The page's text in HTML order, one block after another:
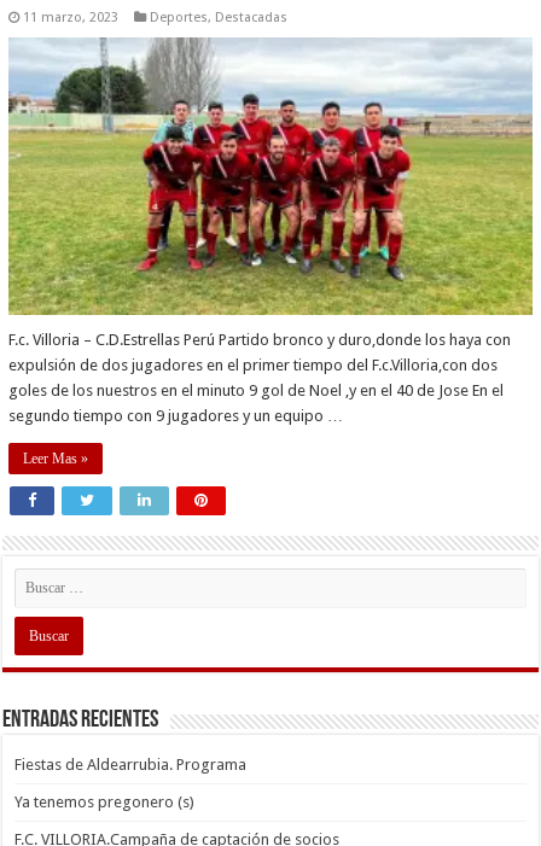
11 marzo, 2023 Deportes, Destacadas
F.c. Villoria – C.D.Estrellas Perú Partido bronco y duro,donde los haya con
expulsión de dos jugadores en el primer tiempo del F.c.Villoria,con dos
goles de los nuestros en el minuto 9 gol de Noel ,y en el 40 de Jose En el
segundo tiempo con 9 jugadores y un equipo …
Leer Mas »
Entradas recientes
Fiestas de Aldearrubia. Programa
Ya tenemos pregonero (s)
F.C. VILLORIA.Campaña de captación de socios